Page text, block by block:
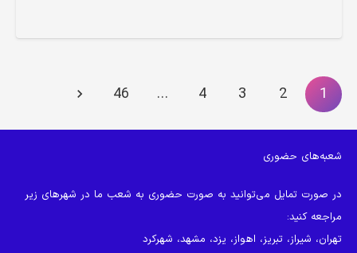
1
2
3
4
…
46
شعبه‌های حضوری
در صورت تمایل می‌توانید به صورت حضوری به شعب ما در شهرهای زیر
مراجعه کنید:
تهران، شیراز، تبریز، اهواز، یزد، مشهد، شهرکرد